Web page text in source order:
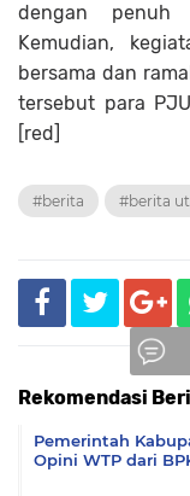
dengan penuh
Kemudian,
bersama dan
tersebut para
[red]
#berita #berita
Rekomendasi
Pemerintah
Opini WTP dari